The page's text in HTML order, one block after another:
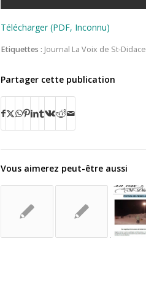
Télécharger (PDF, Inconnu)
Etiquettes : Journal La Voix de St-Didace
Partager cette publication
Vous aimerez peut-être aussi